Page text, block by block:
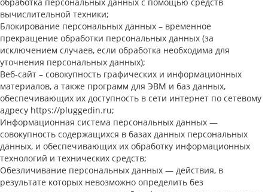
вычислительной техники;
Блокирование персональных данных – временное
прекращение обработки персональных данных (за
исключением случаев, если обработка необходима для
уточнения персональных данных);
Веб-сайт – совокупность графических и информационных
материалов, а также программ для ЭВМ и баз данных,
обеспечивающих их доступность в сети интернет по сетевому
адресу https://pluggedin.ru;
Информационная система персональных данных —
совокупность содержащихся в базах данных персональных
данных, и обеспечивающих их обработку информационных
технологий и технических средств;
Обезличивание персональных данных — действия, в
результате которых невозможно определить без